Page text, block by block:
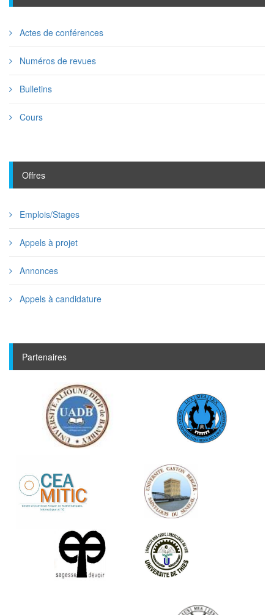
Actes de conférences
Numéros de revues
Bulletins
Cours
Offres
Emplois/Stages
Appels à projet
Annonces
Appels à candidature
Partenaires